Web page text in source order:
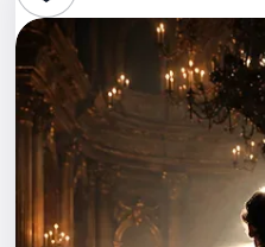
Стендап
Выставки
Квесты
Экскурсии
Спорт